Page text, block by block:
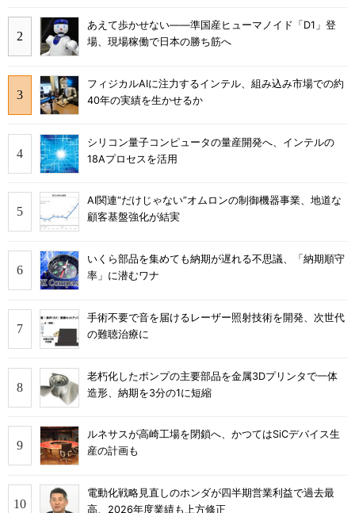
あえて歩かせない――準国産ヒューマノイド「D1」登
場、現場稼働で日本の勝ち筋へ
フィジカルAIに注力するインテル、組み込み市場での約
40年の実績を生かせるか
シリコン量子コンピュータの量産開発へ、インテルの
18Aプロセスを活用
AI関連“だけじゃない”オムロンの制御機器事業、地道な
顧客基盤強化が結実
いくら部品を集めても納期が遅れる不思議、「納期順守
率」に潜むワナ
手術不要で音を届けるレーザー照射技術を開発、次世代
の難聴治療に
老朽化したポンプの主要部品を金属3Dプリンタで一体
造形、納期を3分の1に短縮
ルネサスが高崎工場を閉鎖へ、かつてはSiCデバイス生
産の計画も
電動化戦略見直しのホンダが四半期営業利益で過去最
高、2026年度業績も上方修正